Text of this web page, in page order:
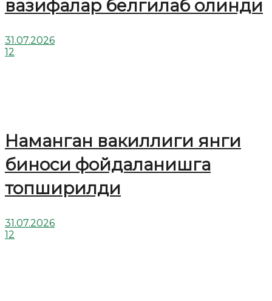
вазифалар белгилаб олинди
31.07.2026
12
Наманган вакиллиги янги
биноси фойдаланишга
топширилди
31.07.2026
12